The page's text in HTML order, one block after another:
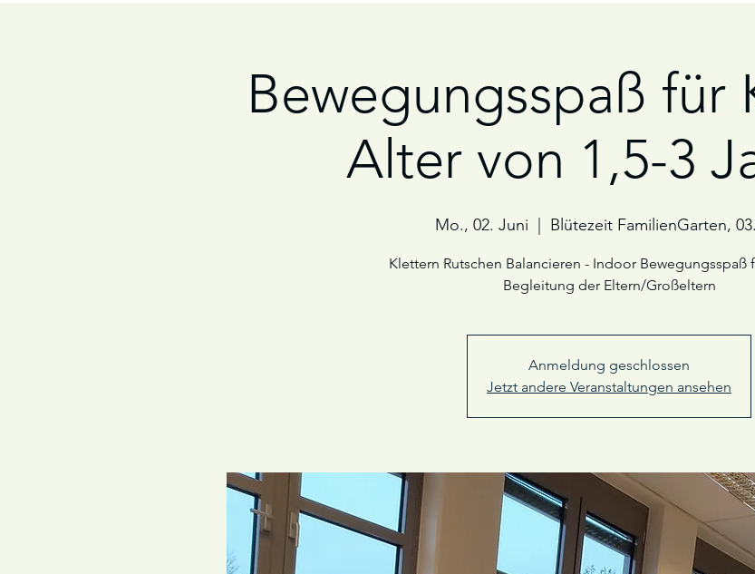
Bewegungsspaß für
Alter von 1,5-3
Mo., 02. Juni Blütezeit FamilienGarten,
Klettern Rutschen Balancieren - Indoor Bewegungsspaß
Begleitung der Eltern/Großeltern
Anmeldung geschlossen
Jetzt andere Veranstaltungen ansehen